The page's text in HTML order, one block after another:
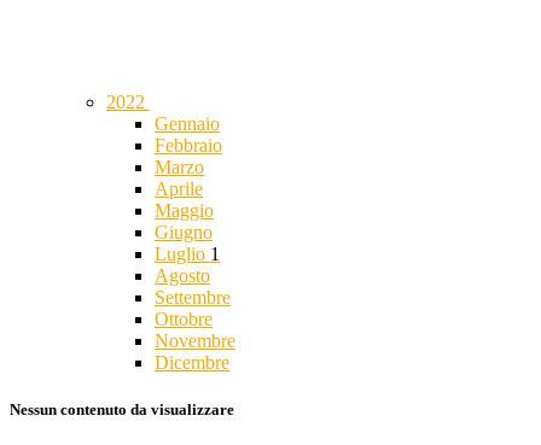
2022
Gennaio
Febbraio
Marzo
Aprile
Maggio
Giugno
Luglio 1
Agosto
Settembre
Ottobre
Novembre
Dicembre
Nessun contenuto da visualizzare